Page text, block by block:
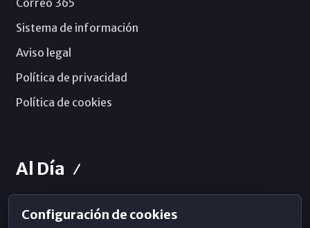
Correo 365
Sistema de información
Aviso legal
Política de privacidad
Política de cookies
Al Día
Horarios de Misa
Configuración de cookies